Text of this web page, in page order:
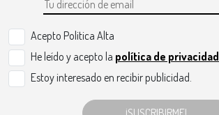
Acepto Politica Alta
He leído y acepto la política de privacidad
Estoy interesado en recibir publicidad.